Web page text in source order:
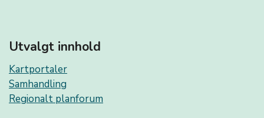
Utvalgt innhold
Kartportaler
Samhandling
Regionalt planforum